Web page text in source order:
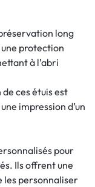
long
protection
à l’abri
ces étuis est
impression d’un
pour
Ils offrent une
les personnaliser